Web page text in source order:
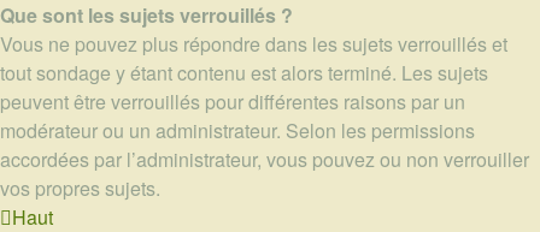
Que sont les sujets verrouillés ?
Vous ne pouvez plus répondre dans les sujets verrouillés et
tout sondage y étant contenu est alors terminé. Les sujets
peuvent être verrouillés pour différentes raisons par un
modérateur ou un administrateur. Selon les permissions
accordées par l’administrateur, vous pouvez ou non verrouiller
vos propres sujets.
Haut